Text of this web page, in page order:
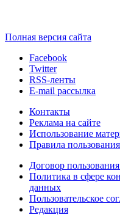
Полная версия сайта
Facebook
Twitter
RSS-ленты
E-mail рассылка
Контакты
Реклама на сайте
Использование
Правила
Договор
Политика в сфере
данных
Пользовательское
Редакция